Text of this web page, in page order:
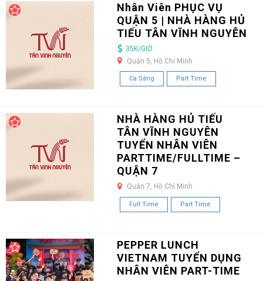
Nhân Viên PHỤC VỤ
QUẬN 5 | NHÀ HÀNG HỦ
TIẾU TÂN VĨNH NGUYÊN
35K/GIỜ
Quận 5, Hồ Chí Minh
Ca Sáng Part Time
NHÀ HÀNG HỦ TIẾU
TÂN VĨNH NGUYÊN
TUYỂN NHÂN VIÊN
PARTTIME/FULLTIME –
QUẬN 7
Quận 7, Hồ Chí Minh
Full Time Part Time
PEPPER LUNCH
VIETNAM TUYỂN DỤNG
NHÂN VIÊN PART-TIME